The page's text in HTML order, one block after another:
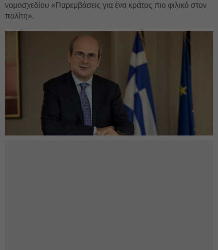
νομοσχεδίου «Παρεμβάσεις για ένα κράτος πιο φιλικό στον
πολίτη».